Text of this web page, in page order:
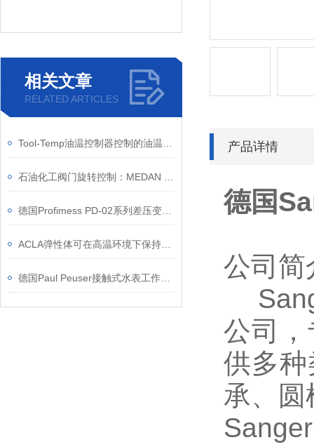
相关文章
RELATED ARTICLES
产品详情
德国
公司简
公司
供多
承、圆